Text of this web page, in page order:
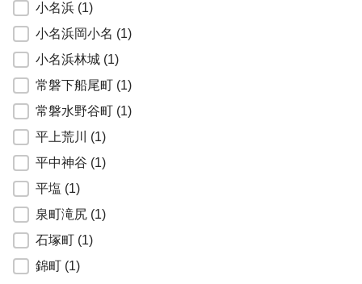
小名浜 (1)
小名浜岡小名 (1)
小名浜林城 (1)
常磐下船尾町 (1)
常磐水野谷町 (1)
平上荒川 (1)
平中神谷 (1)
平塩 (1)
泉町滝尻 (1)
石塚町 (1)
錦町 (1)